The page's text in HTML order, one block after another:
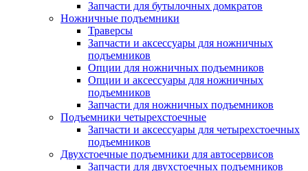
Запчасти для бутылочных домкратов
Ножничные подъемники
Траверсы
Запчасти и аксессуары для ножничных
подъемников
Опции для ножничных подъемников
Опции и аксессуары для ножничных
подъемников
Запчасти для ножничных подъемников
Подъемники четырехстоечные
Запчасти и аксессуары для четырехстоечных
подъемников
Двухстоечные подъемники для автосервисов
Запчасти для двухстоечных подъемников